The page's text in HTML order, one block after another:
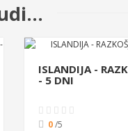
ISLANDIJA -
- 5 DNI
0/5